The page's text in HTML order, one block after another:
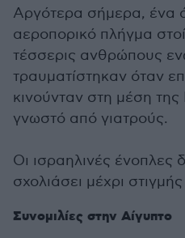
Αργότερα σήμερα, ένα
αεροπορικό πλήγμα
τέσσερις ανθρώπους
τραυματίστηκαν όταν
κινούνταν στη μέση
γνωστό από γιατρούς.
Οι ισραηλινές ένοπλες
σχολιάσει μέχρι
Συνομιλίες στην Αίγυπτο